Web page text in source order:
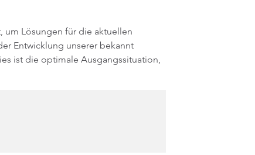
um Lösungen für die aktuellen
Entwicklung unserer bekannt
ist die optimale Ausgangssituation,